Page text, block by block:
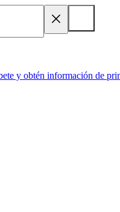
y obtén información de